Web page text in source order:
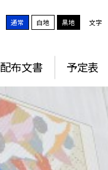
通常 白地 黒地 文字
配布文書 予定表